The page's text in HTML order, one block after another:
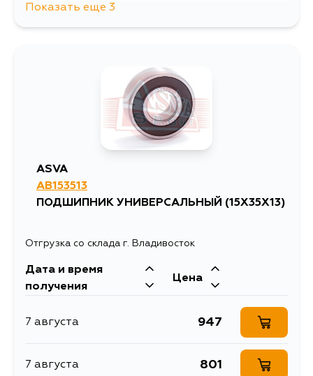
1547
Показать еще 3
ASVA
AB153513
ПОДШИПНИК УНИВЕРСАЛЬНЫЙ (15X35X13)
Отгрузка со склада г. Владивосток
Дата и время
получения
Цена
7 августа 947
7 августа 801